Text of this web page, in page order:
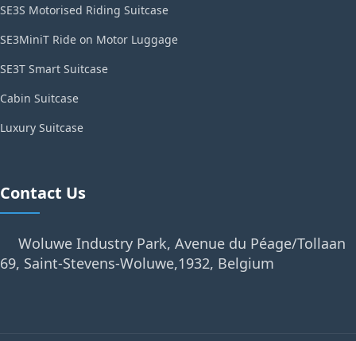
SE3S Motorised Riding Suitcase
SE3MiniT Ride on Motor Luggage
SE3T Smart Suitcase
Cabin Suitcase
Luxury Suitcase
Contact Us
Woluwe Industry Park, Avenue du Péage/Tollaan
69, Saint-Stevens-Woluwe,1932, Belgium